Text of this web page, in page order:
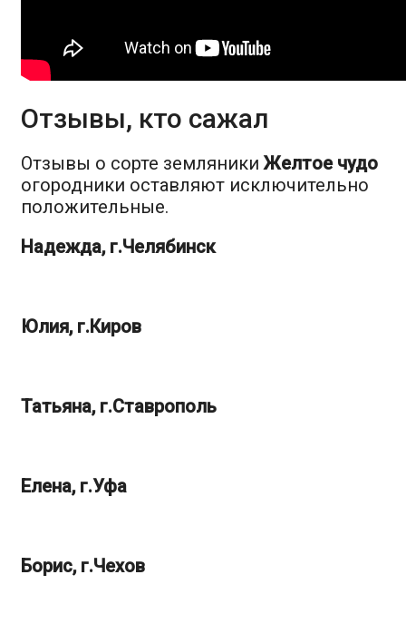
Отзывы, кто сажал
Отзывы о сорте земляники Желтое чудо
огородники оставляют исключительно
положительные.
Надежда, г.Челябинск
Юлия, г.Киров
Татьяна, г.Ставрополь
Елена, г.Уфа
Борис, г.Чехов